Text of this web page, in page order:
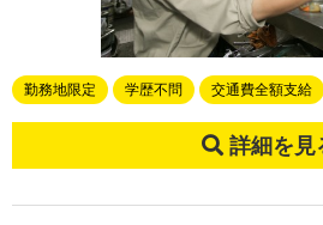
勤務地限定 学歴不問 交通費全額支給
詳細を見